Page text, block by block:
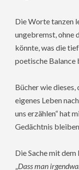
Die Worte tanzen
ungebremst, ohne
könnte, was die
poetische Balance
Bücher wie
eigenes Leben
uns erzählen“ hat
Gedächtnis
Die Sache mit
„Dass man